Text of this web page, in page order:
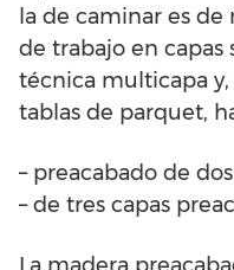
la de caminar es
de trabajo en capas
técnica multicapa
tablas de parquet,
– preacabado de
– de tres capas